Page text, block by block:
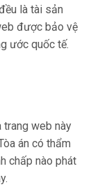
là tài sản
được bảo vệ
ước quốc tế.
trang web này
án có thẩm
chấp nào phát